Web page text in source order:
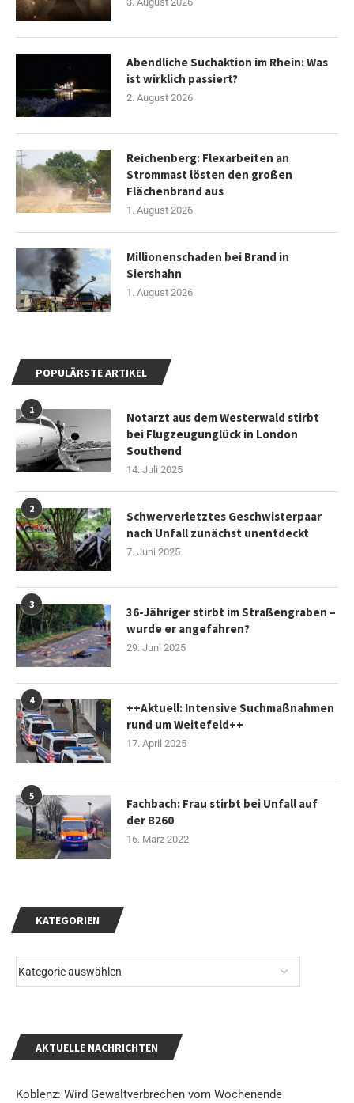
KATEGORIEN
AKTUELLE NACHRICHTEN
Koblenz: Wird Gewaltverbrechen vom Wochenende
Abendliche Suchaktion im Rhein: Was
ist wirklich passiert?
2. August 2026
Reichenberg: Flexarbeiten an
Strommast lösten den großen
Flächenbrand aus
1. August 2026
Millionenschaden bei Brand in
Siershahn
1. August 2026
POPULÄRSTE ARTIKEL
1
Notarzt aus dem Westerwald stirbt
bei Flugzeugunglück in London
Southend
14. Juli 2025
2
Schwerverletztes Geschwisterpaar
nach Unfall zunächst unentdeckt
7. Juni 2025
3
36-Jähriger stirbt im Straßengraben –
wurde er angefahren?
29. Juni 2025
4
++Aktuell: Intensive Suchmaßnahmen
rund um Weitefeld++
17. April 2025
5
Fachbach: Frau stirbt bei Unfall auf
der B260
16. März 2022